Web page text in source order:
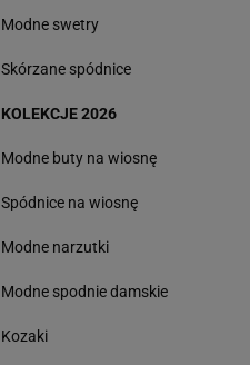
Modne swetry
Skórzane spódnice
KOLEKCJE 2026
Modne buty na wiosnę
Spódnice na wiosnę
Modne narzutki
Modne spodnie damskie
Kozaki